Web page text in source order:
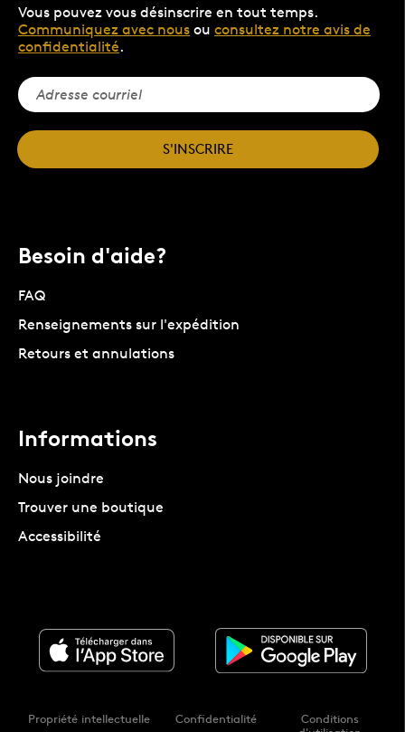
Vous pouvez vous désinscrire en tout temps.
Communiquez avec nous ou consultez notre avis de
confidentialité.
S'INSCRIRE
Besoin d'aide?
FAQ
Renseignements sur l'expédition
Retours et annulations
Informations
Nous joindre
Trouver une boutique
Accessibilité
Propriété intellectuelle Confidentialité
Conditions